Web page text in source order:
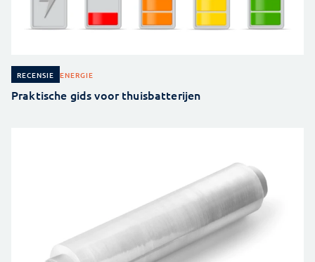
RECENSIE ENERGIE
Praktische gids voor thuisbatterijen